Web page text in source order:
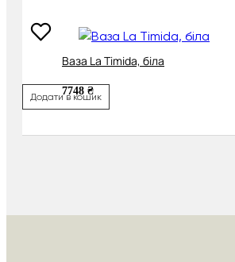
Ваза La Timida, біла
7748 ₴
Додати в кошик